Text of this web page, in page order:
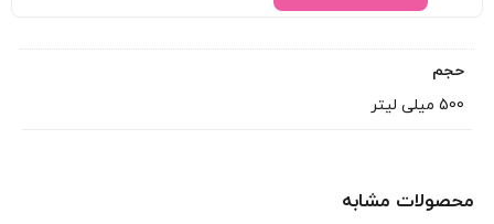
حجم
500 میلی لیتر
محصولات مشابه